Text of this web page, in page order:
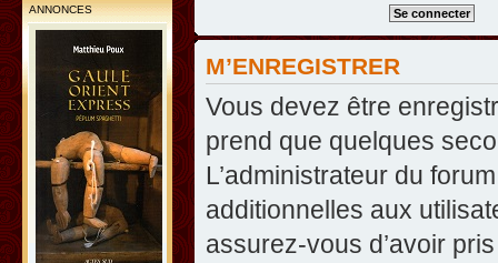
ANNONCES
M’ENREGISTRER
Vous devez être
prend que quelques
L’administrateur du
additionnelles aux
assurez-vous d’avoir